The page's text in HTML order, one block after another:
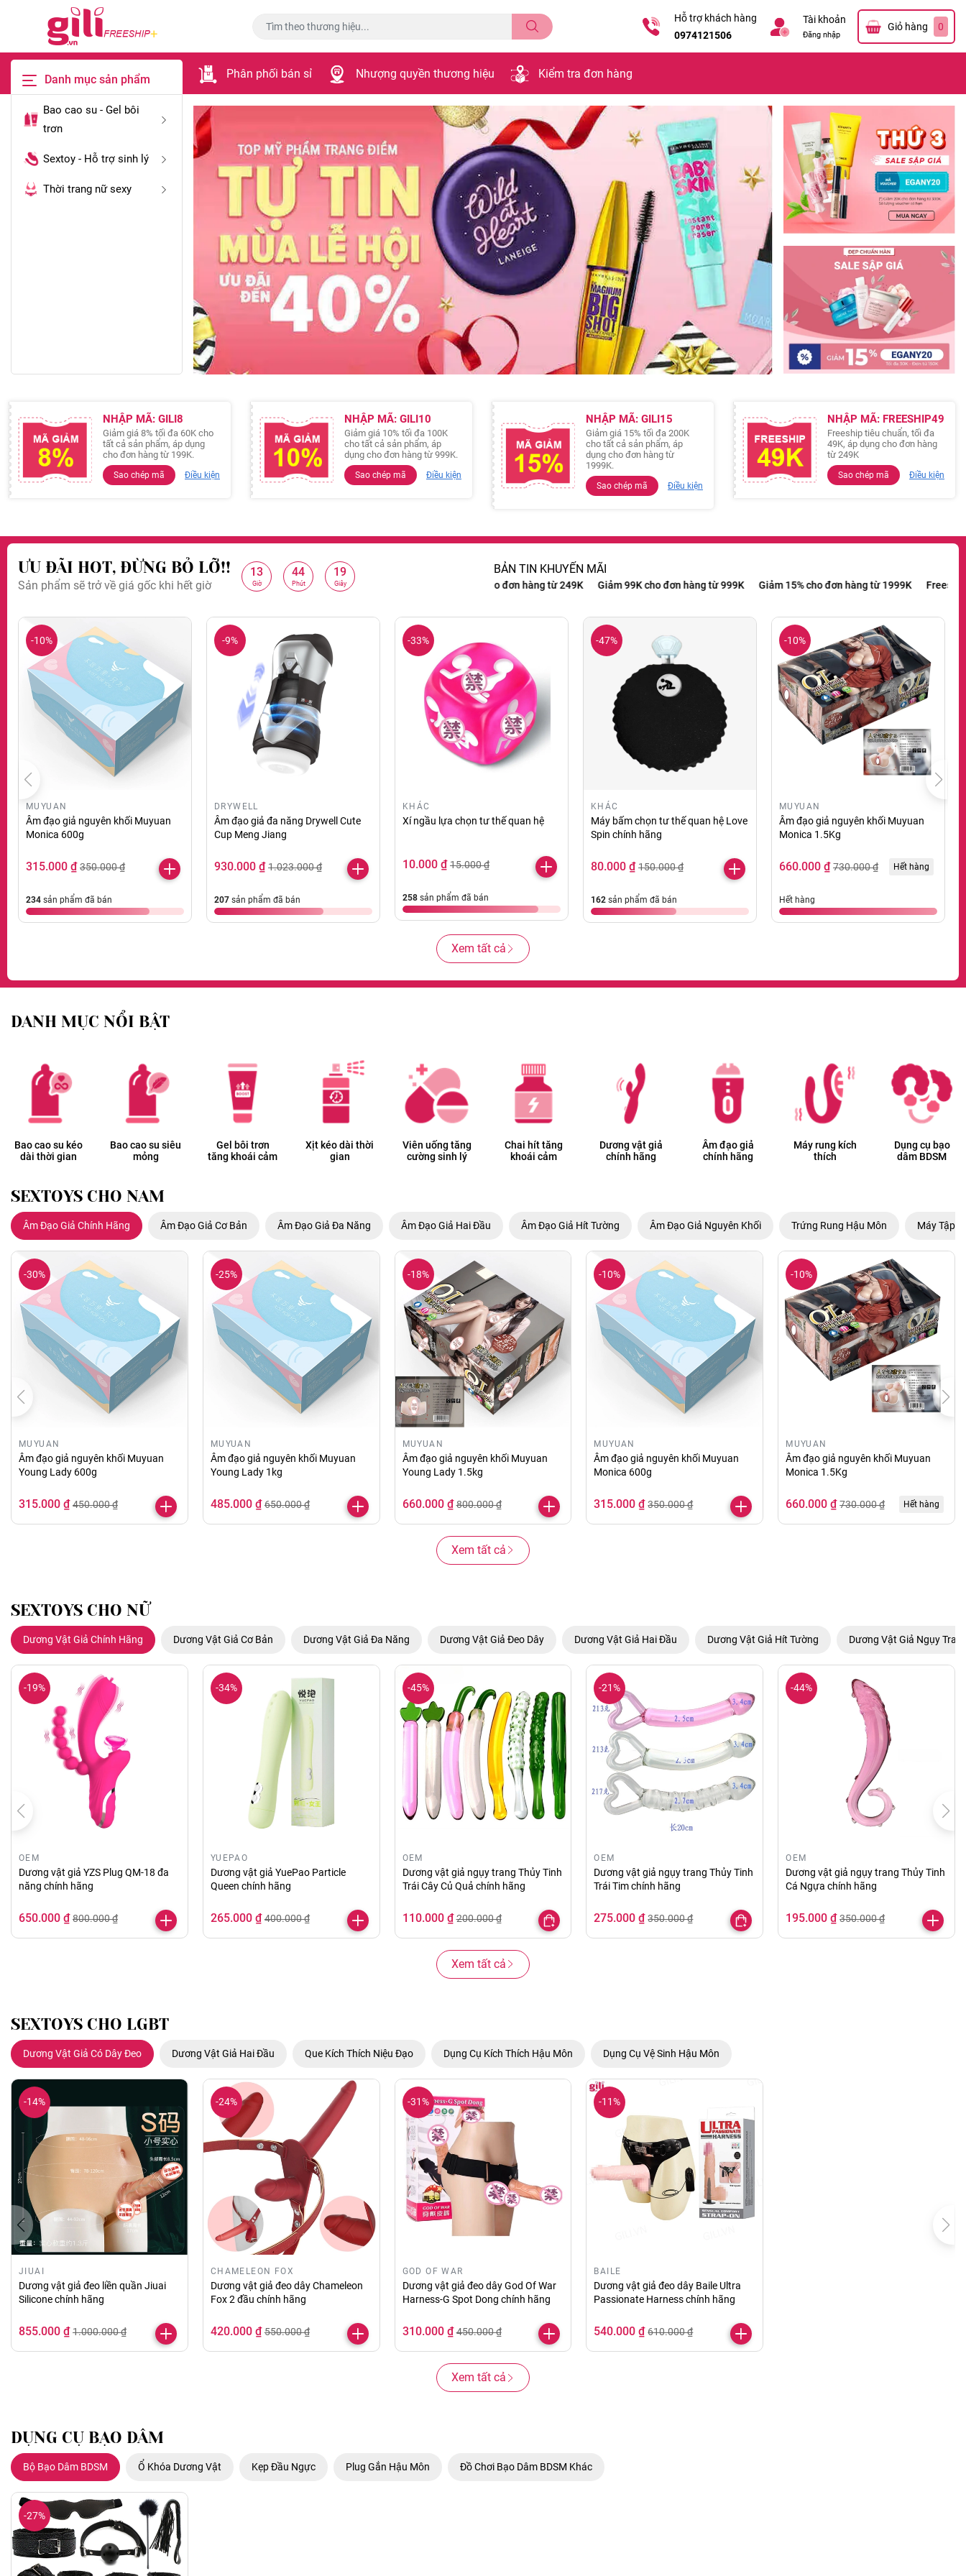
Hỗ trợ khách hàng
0974121506
Tài khoản
Đăng nhập
Giỏ hàng 0
Danh mục sản phẩm Phân phối bán sỉ Nhượng quyền thương hiệu Kiểm tra đơn hàng
Bao cao su - Gel bôi
trơn
Sextoy - Hỗ trợ sinh lý
Thời trang nữ sexy
NHẬP MÃ: GILI8
Giảm giá 8% tối đa 60K cho
tất cả sản phẩm, áp dụng
cho đơn hàng từ 199K.
Sao chép mã Điều kiện
NHẬP MÃ: GILI10
Giảm giá 10% tối đa 100K
cho tất cả sản phẩm, áp
dụng cho đơn hàng từ 999K.
Sao chép mã Điều kiện
NHẬP MÃ: GILI15
Giảm giá 15% tối đa 200K
cho tất cả sản phẩm, áp
dụng cho đơn hàng từ
1999K.
Sao chép mã Điều kiện
NHẬP MÃ: FREESHIP49
Freeship tiêu chuẩn, tối đa
49K, áp dụng cho đơn hàng
từ 249K
Sao chép mã Điều kiện
ƯU ĐÃI HOT, ĐỪNG BỎ LỠ!!
Sản phẩm sẽ trở về giá gốc khi hết giờ
13
Giờ
44
Phút
18
Giây
BẢN TIN KHUYẾN MÃI
Giảm 99K cho đơn hàng từ 999K Giảm 15% cho đơn hàng từ 1999K Freeship cho đơn hàng từ 249K Giảm 99K cho đơn hàng từ 999K Giảm 15% cho đơn
-10%
MUYUAN
Âm đạo giả nguyên khối Muyuan
Monica 600g
315.000 ₫ 350.000 ₫
234 sản phẩm đã bán
-10%
MUYUAN
Âm đạo giả nguyên khối Muyuan
Monica 1.5Kg
660.000 ₫ 730.000 ₫ Hết hàng
Hết hàng
-9%
DRYWELL
Âm đạo giả đa năng Drywell Cute
Cup Meng Jiang
930.000 ₫ 1.023.000 ₫
207 sản phẩm đã bán
-33%
KHÁC
Xí ngầu lựa chọn tư thế quan hệ
10.000 ₫ 15.000 ₫
258 sản phẩm đã bán
-47%
KHÁC
Máy bấm chọn tư thế quan hệ Love
Spin chính hãng
80.000 ₫ 150.000 ₫
162 sản phẩm đã bán
Xem tất cả
DANH MỤC NỔI BẬT
Bao cao su kéo
dài thời gian
Bao cao su siêu
mỏng
Gel bôi trơn
tăng khoái cảm
Xịt kéo dài thời
gian
Viên uống tăng
cường sinh lý
Chai hít tăng
khoái cảm
Dương vật giả
chính hãng
Âm đạo giả
chính hãng
Máy rung kích
thích
Dụng cụ bạo
dâm BDSM
SEXTOYS CHO NAM
Âm Đạo Giả Chính Hãng Âm Đạo Giả Cơ Bản Âm Đạo Giả Đa Năng Âm Đạo Giả Hai Đầu Âm Đạo Giả Hít Tường Âm Đạo Giả Nguyên Khối Trứng Rung Hậu Môn Máy Tập
-30%
MUYUAN
Âm đạo giả nguyên khối Muyuan
Young Lady 600g
315.000 ₫ 450.000 ₫
-25%
MUYUAN
Âm đạo giả nguyên khối Muyuan
Young Lady 1kg
485.000 ₫ 650.000 ₫
-18%
MUYUAN
Âm đạo giả nguyên khối Muyuan
Young Lady 1.5kg
660.000 ₫ 800.000 ₫
-10%
MUYUAN
Âm đạo giả nguyên khối Muyuan
Monica 600g
315.000 ₫ 350.000 ₫
-10%
MUYUAN
Âm đạo giả nguyên khối Muyuan
Monica 1.5Kg
660.000 ₫ 730.000 ₫ Hết hàng
Xem tất cả
SEXTOYS CHO NỮ
Dương Vật Giả Chính Hãng Dương Vật Giả Cơ Bản Dương Vật Giả Đa Năng Dương Vật Giả Đeo Dây Dương Vật Giả Hai Đầu Dương Vật Giả Hít Tường Dương Vật Giả Ngụy
-19%
OEM
Dương vật giả YZS Plug QM-18 đa
năng chính hãng
650.000 ₫ 800.000 ₫
-34%
YUEPAO
Dương vật giả YuePao Particle
Queen chính hãng
265.000 ₫ 400.000 ₫
-45%
OEM
Dương vật giả ngụy trang Thủy Tinh
Trái Cây Củ Quả chính hãng
110.000 ₫ 200.000 ₫
-21%
OEM
Dương vật giả ngụy trang Thủy Tinh
Trái Tim chính hãng
275.000 ₫ 350.000 ₫
-44%
OEM
Dương vật giả ngụy trang Thủy Tinh
Cá Ngựa chính hãng
195.000 ₫ 350.000 ₫
Xem tất cả
SEXTOYS CHO LGBT
Dương Vật Giả Có Dây Đeo Dương Vật Giả Hai Đầu Que Kích Thích Niệu Đạo Dụng Cụ Kích Thích Hậu Môn Dụng Cụ Vệ Sinh Hậu Môn
-14%
JIUAI
Dương vật giả đeo liền quần Jiuai
Silicone chính hãng
855.000 ₫ 1.000.000 ₫
-24%
CHAMELEON FOX
Dương vật giả đeo dây Chameleon
Fox 2 đầu chính hãng
420.000 ₫ 550.000 ₫
-31%
GOD OF WAR
Dương vật giả đeo dây God Of War
Harness-G Spot Dong chính hãng
310.000 ₫ 450.000 ₫
-11%
BAILE
Dương vật giả đeo dây Baile Ultra
Passionate Harness chính hãng
540.000 ₫ 610.000 ₫
Xem tất cả
DỤNG CỤ BẠO DÂM
Bộ Bạo Dâm BDSM Ổ Khóa Dương Vật Kẹp Đầu Ngực Plug Gắn Hậu Môn Đồ Chơi Bạo Dâm BDSM Khác
-27%